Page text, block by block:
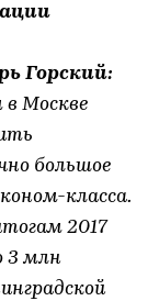
Горский:
Москве
большое
класса.
2017
3 млн